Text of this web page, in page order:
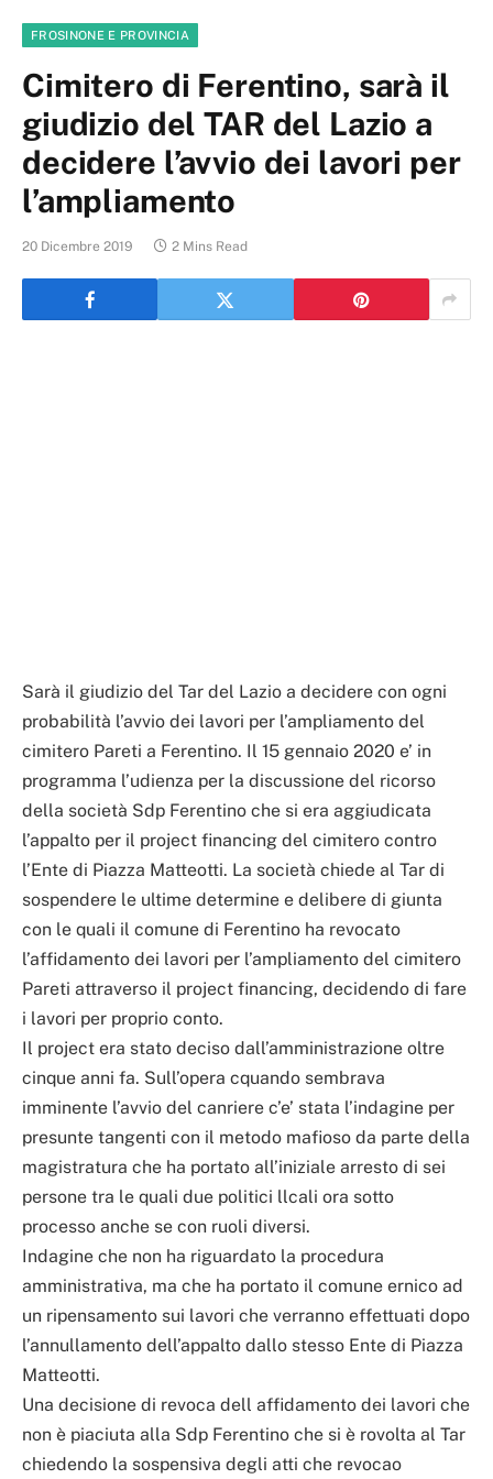
FROSINONE E PROVINCIA
Cimitero di Ferentino, sarà il
giudizio del TAR del Lazio a
decidere l’avvio dei lavori per
l’ampliamento
20 Dicembre 2019 2 Mins Read
Sarà il giudizio del Tar del Lazio a decidere con ogni
probabilità l’avvio dei lavori per l’ampliamento del
cimitero Pareti a Ferentino. Il 15 gennaio 2020 e’ in
programma l’udienza per la discussione del ricorso
della società Sdp Ferentino che si era aggiudicata
l’appalto per il project financing del cimitero contro
l’Ente di Piazza Matteotti. La società chiede al Tar di
sospendere le ultime determine e delibere di giunta
con le quali il comune di Ferentino ha revocato
l’affidamento dei lavori per l’ampliamento del cimitero
Pareti attraverso il project financing, decidendo di fare
i lavori per proprio conto.
Il project era stato deciso dall’amministrazione oltre
cinque anni fa. Sull’opera cquando sembrava
imminente l’avvio del canriere c’e’ stata l’indagine per
presunte tangenti con il metodo mafioso da parte della
magistratura che ha portato all’iniziale arresto di sei
persone tra le quali due politici llcali ora sotto
processo anche se con ruoli diversi.
Indagine che non ha riguardato la procedura
amministrativa, ma che ha portato il comune ernico ad
un ripensamento sui lavori che verranno effettuati dopo
l’annullamento dell’appalto dallo stesso Ente di Piazza
Matteotti.
Una decisione di revoca dell affidamento dei lavori che
non è piaciuta alla Sdp Ferentino che si è rovolta al Tar
chiedendo la sospensiva degli atti che revocao